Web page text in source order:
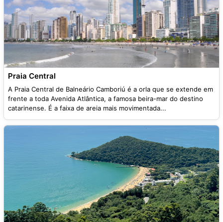
Praia Central
A Praia Central de Balneário Camboriú é a orla que se extende em
frente a toda Avenida Atlântica, a famosa beira-mar do destino
catarinense. É a faixa de areia mais movimentada...